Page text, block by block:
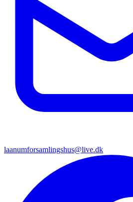
laanumforsamlingshus@live.dk